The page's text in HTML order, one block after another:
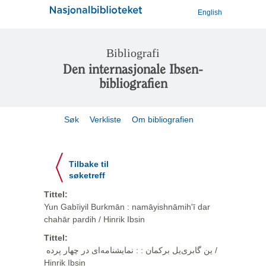
English
Bibliografi
Den internasjonale Ibsen-
bibliografien
Søk Verkliste Om bibliografien
Tilbake til
søketreff
Tittel:
Yun Gabīiyil Burkmān : namāyishnāmihʹī dar
chahār pardih / Hinrik Ibsin
Tittel:
ین گابری‌یل برکمان : ‏:‏ نمایشنامه‌ای در چهار پرده ‏ /
Hinrik Ibsin